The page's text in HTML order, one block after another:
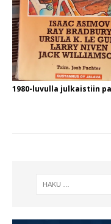
1980-luvulla julkaistiin